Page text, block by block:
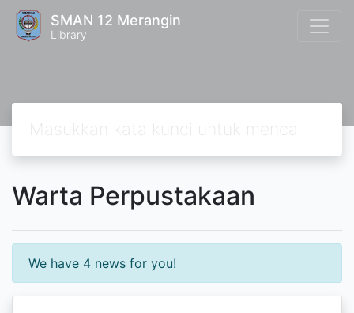
SMAN 12 Merangin
Library
Warta Perpustakaan
We have 4 news for you!